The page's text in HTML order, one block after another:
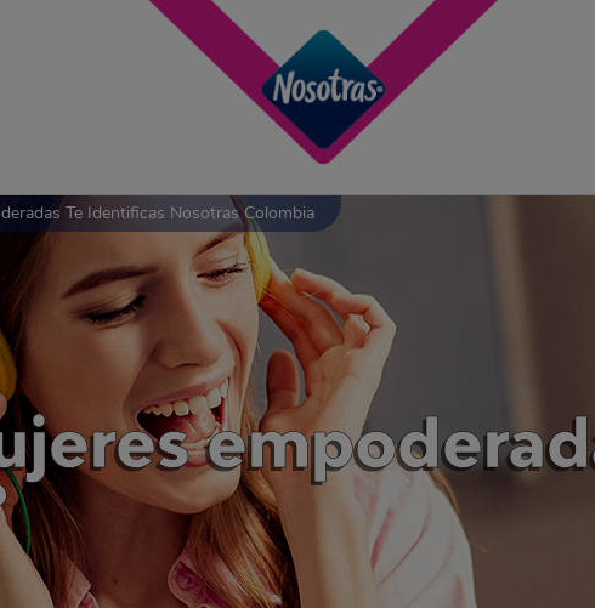
Te Identificas Nosotras Colombia